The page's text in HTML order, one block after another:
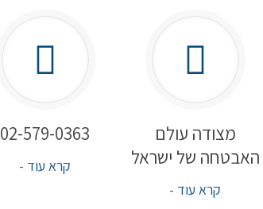
מצודה עולם
האבטחה של ישראל
קרא עוד -
02-579-0363
קרא עוד -